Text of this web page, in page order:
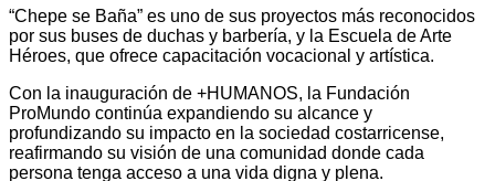
“Chepe se Baña” es uno de sus proyectos más reconocidos
por sus buses de duchas y barbería, y la Escuela de Arte
Héroes, que ofrece capacitación vocacional y artística.
Con la inauguración de +HUMANOS, la Fundación
ProMundo continúa expandiendo su alcance y
profundizando su impacto en la sociedad costarricense,
reafirmando su visión de una comunidad donde cada
persona tenga acceso a una vida digna y plena.